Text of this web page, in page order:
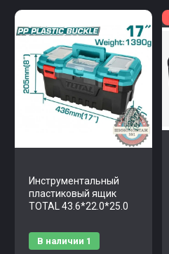
Инструментальный
пластиковый ящик
TOTAL 43.6*22.0*25.0
В наличии 1